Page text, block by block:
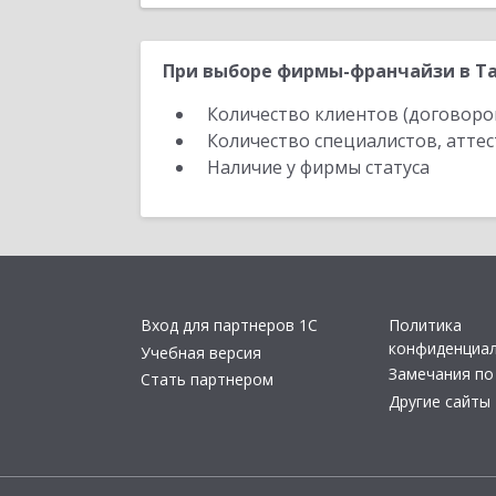
При выборе фирмы-франчайзи в
Количество клиентов
Количество специалистов,
Наличие у фирмы статуса
Вход для партнеров 1С
Учебная версия
Стать партнером
Политика
Замечания по
Другие сайты